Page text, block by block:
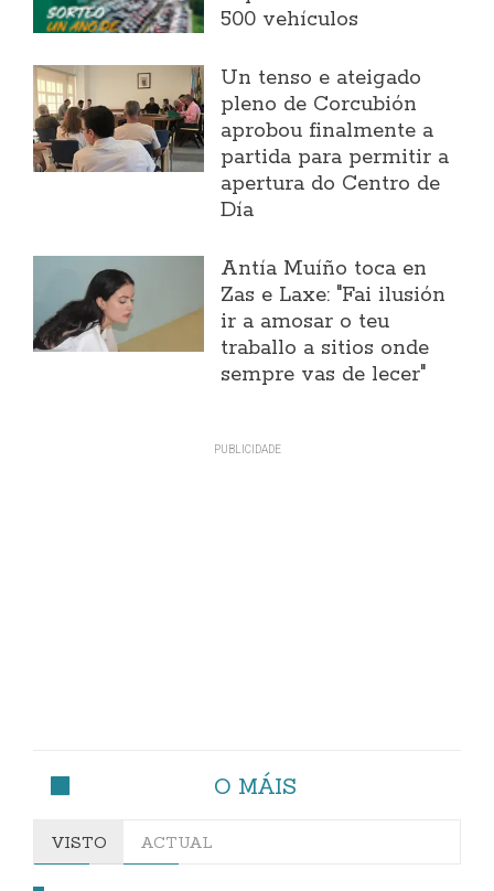
500 vehículos
Un tenso e ateigado
pleno de Corcubión
aprobou finalmente a
partida para permitir a
apertura do Centro de
Día
Antía Muíño toca en
Zas e Laxe: "Fai ilusión
ir a amosar o teu
traballo a sitios onde
sempre vas de lecer"
O MÁIS
VISTO ACTUAL